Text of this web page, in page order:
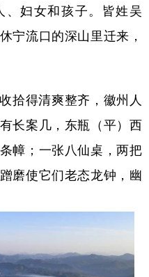
河北 山西
江西
湖北 湖南
妇女和孩子。皆姓吴
宁流口的深山里迁来，
得清爽整齐，徽州人
长案几，东瓶（平）西
幛；一张八仙桌，两把
磨使它们老态龙钟，幽